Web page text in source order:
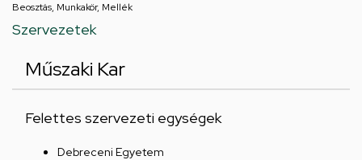
Beosztás, Munkakör, Mellék
Szervezetek
Műszaki Kar
Felettes szervezeti egységek
Debreceni Egyetem